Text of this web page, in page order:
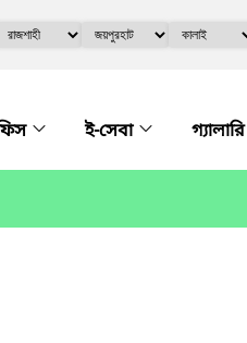
ই-সেবা গ্যালারি